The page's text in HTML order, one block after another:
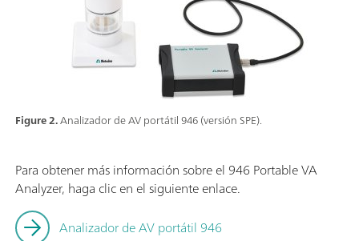
Figure 2.Analizador de AV portátil 946 (versión SPE).
Para obtener más información sobre el 946 Portable VA
Analyzer, haga clic en el siguiente enlace.
Analizador de AV portátil 946